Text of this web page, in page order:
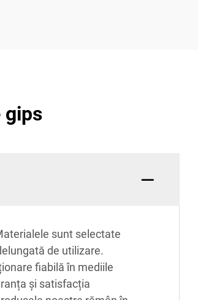
gips
sunt selectate
de utilizare.
fiabilă în mediile
și satisfacția